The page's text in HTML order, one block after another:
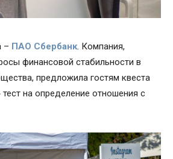
– ПАО Сбербанк. Компания,
финансовой стабильности в
предложила гостям квеста
на определение отношения с